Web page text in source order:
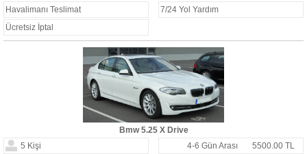
Havalimanı Teslimat
7/24 Yol Yardım
Ücretsiz İptal
Bmw 5.25 X Drive
5 Kişi
4-6 Gün Arası
5500.00 TL